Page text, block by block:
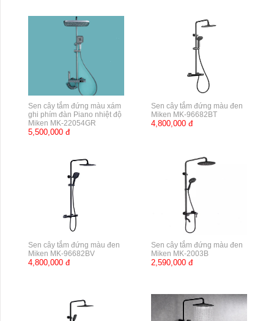
Sen cây tắm đứng màu xám
ghi phím đàn Piano nhiệt độ
Miken MK-22054GR
5,500,000 đ
Sen cây tắm đứng màu đen
Miken MK-96682BT
4,800,000 đ
Sen cây tắm đứng màu đen
Miken MK-96682BV
4,800,000 đ
Sen cây tắm đứng màu đen
Miken MK-2003B
2,590,000 đ